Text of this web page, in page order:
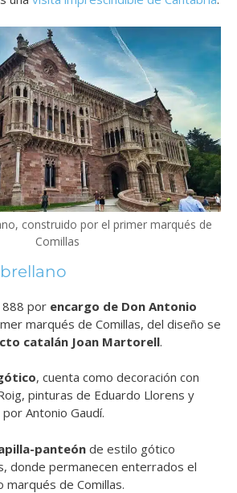
construido por el primer marqués de
Comillas
por encargo de Don Antonio
marqués de Comillas, del diseño se
catalán Joan Martorell.
, cuenta como decoración con
pinturas de Eduardo Llorens y
Antonio Gaudí.
panteón de estilo gótico
donde permanecen enterrados el
de Comillas.